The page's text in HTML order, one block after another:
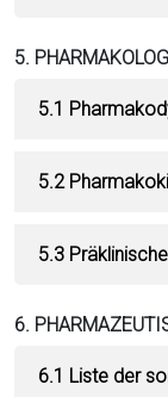
5.
5.1
5.2
5.3
6.
6.1 Liste der